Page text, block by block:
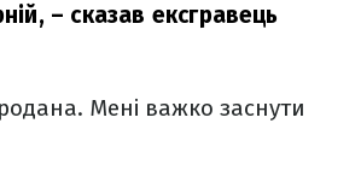
– сказав ексгравець
Мені важко заснути